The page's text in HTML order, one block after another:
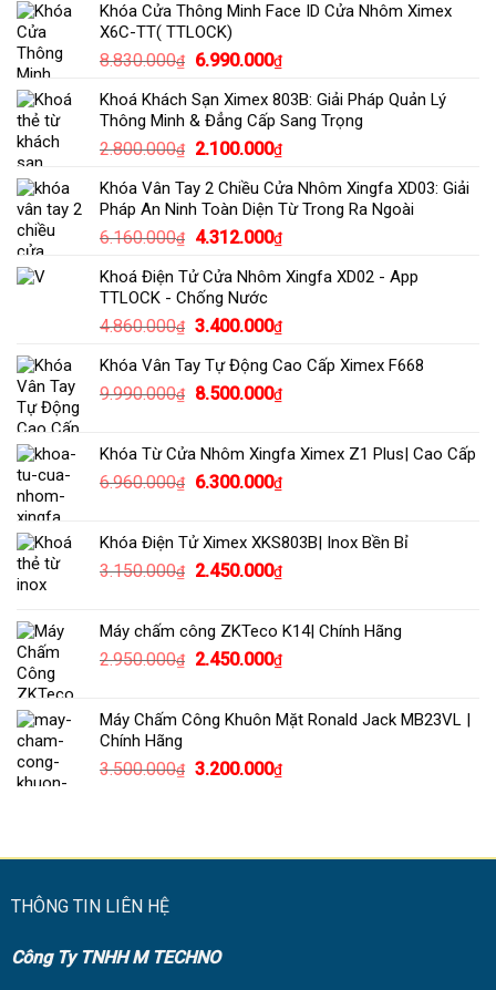
Khóa Cửa Thông Minh Face ID Cửa Nhôm Ximex
X6C-TT( TTLOCK)
8.830.000₫
Giá
là:
8.830.000₫.
6.990.000₫Giá
tại
là:
6.990.000₫.
Khoá Khách Sạn Ximex 803B: Giải Pháp Quản Lý
Thông Minh & Đẳng Cấp Sang Trọng
2.800.000₫
Giá
là:
2.800.000₫.
2.100.000₫Giá
tại
là:
2.100.000₫.
Khóa Vân Tay 2 Chiều Cửa Nhôm Xingfa XD03: Giải
Pháp An Ninh Toàn Diện Từ Trong Ra Ngoài
6.160.000₫
Giá
là:
6.160.000₫.
4.312.000₫Giá
tại
4.312.000₫.
Khoá Điện Tử Cửa Nhôm Xingfa XD02 - App
TTLOCK - Chống Nước
4.860.000₫ Giá
là:
4.860.000₫.
3.400.000₫Giá
tại
là:
Khóa Vân Tay Tự Động Cao Cấp Ximex F668
9.990.000₫
Giá
9.990.000₫.
8.500.000₫Giá
là:
8.500.000₫.
Khóa Từ Cửa Nhôm Xingfa Ximex Z1 Plus| Cao Cấp
6.960.000₫
Giá
6.960.000₫.
6.300.000₫Giá
là:
6.300.000₫.
Khóa Điện Tử Ximex XKS803B| Inox Bền Bỉ
3.150.000₫
Giá
3.150.000₫.
2.450.000₫Giá
là:
2.450.000₫.
Máy chấm công ZKTeco K14| Chính Hãng
2.950.000₫
Giá
2.950.000₫.
2.450.000₫Giá
là:
Máy Chấm Công Khuôn Mặt Ronald Jack MB23VL |
Chính Hãng
3.500.000₫ Giá
3.200.000₫Giá
3.200.000₫.
THÔNG TIN LIÊN HỆ
Công Ty TNHH M TECHNO